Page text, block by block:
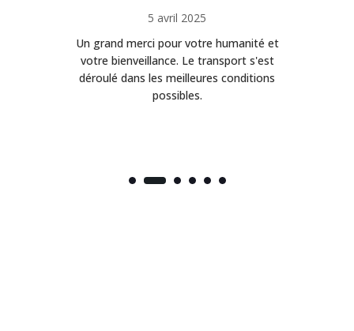
5 avril 2025
Un grand merci pour votre humanité et
votre bienveillance. Le transport s'est
déroulé dans les meilleures conditions
possibles.